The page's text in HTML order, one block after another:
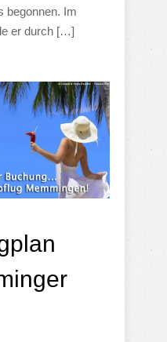
begonnen. Im
er durch […]